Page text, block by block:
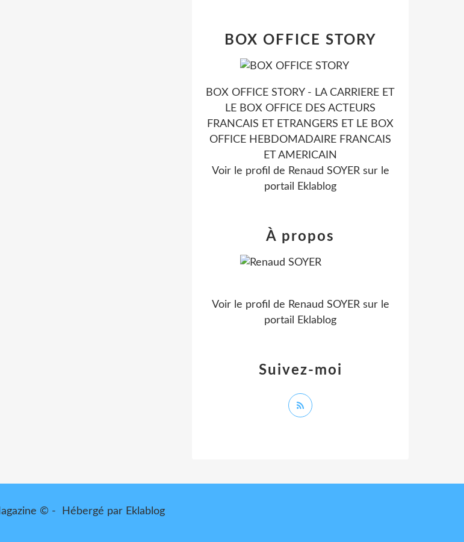
BOX OFFICE STORY
BOX OFFICE STORY - LA CARRIERE ET
LE BOX OFFICE DES ACTEURS
FRANCAIS ET ETRANGERS ET LE BOX
OFFICE HEBDOMADAIRE FRANCAIS
ET AMERICAIN
Voir le profil de Renaud SOYERsur le
portail Eklablog
Suivez-moi
À propos
Voir le profil de Renaud SOYERsur le
portail Eklablog
© - Hébergé par Eklablog